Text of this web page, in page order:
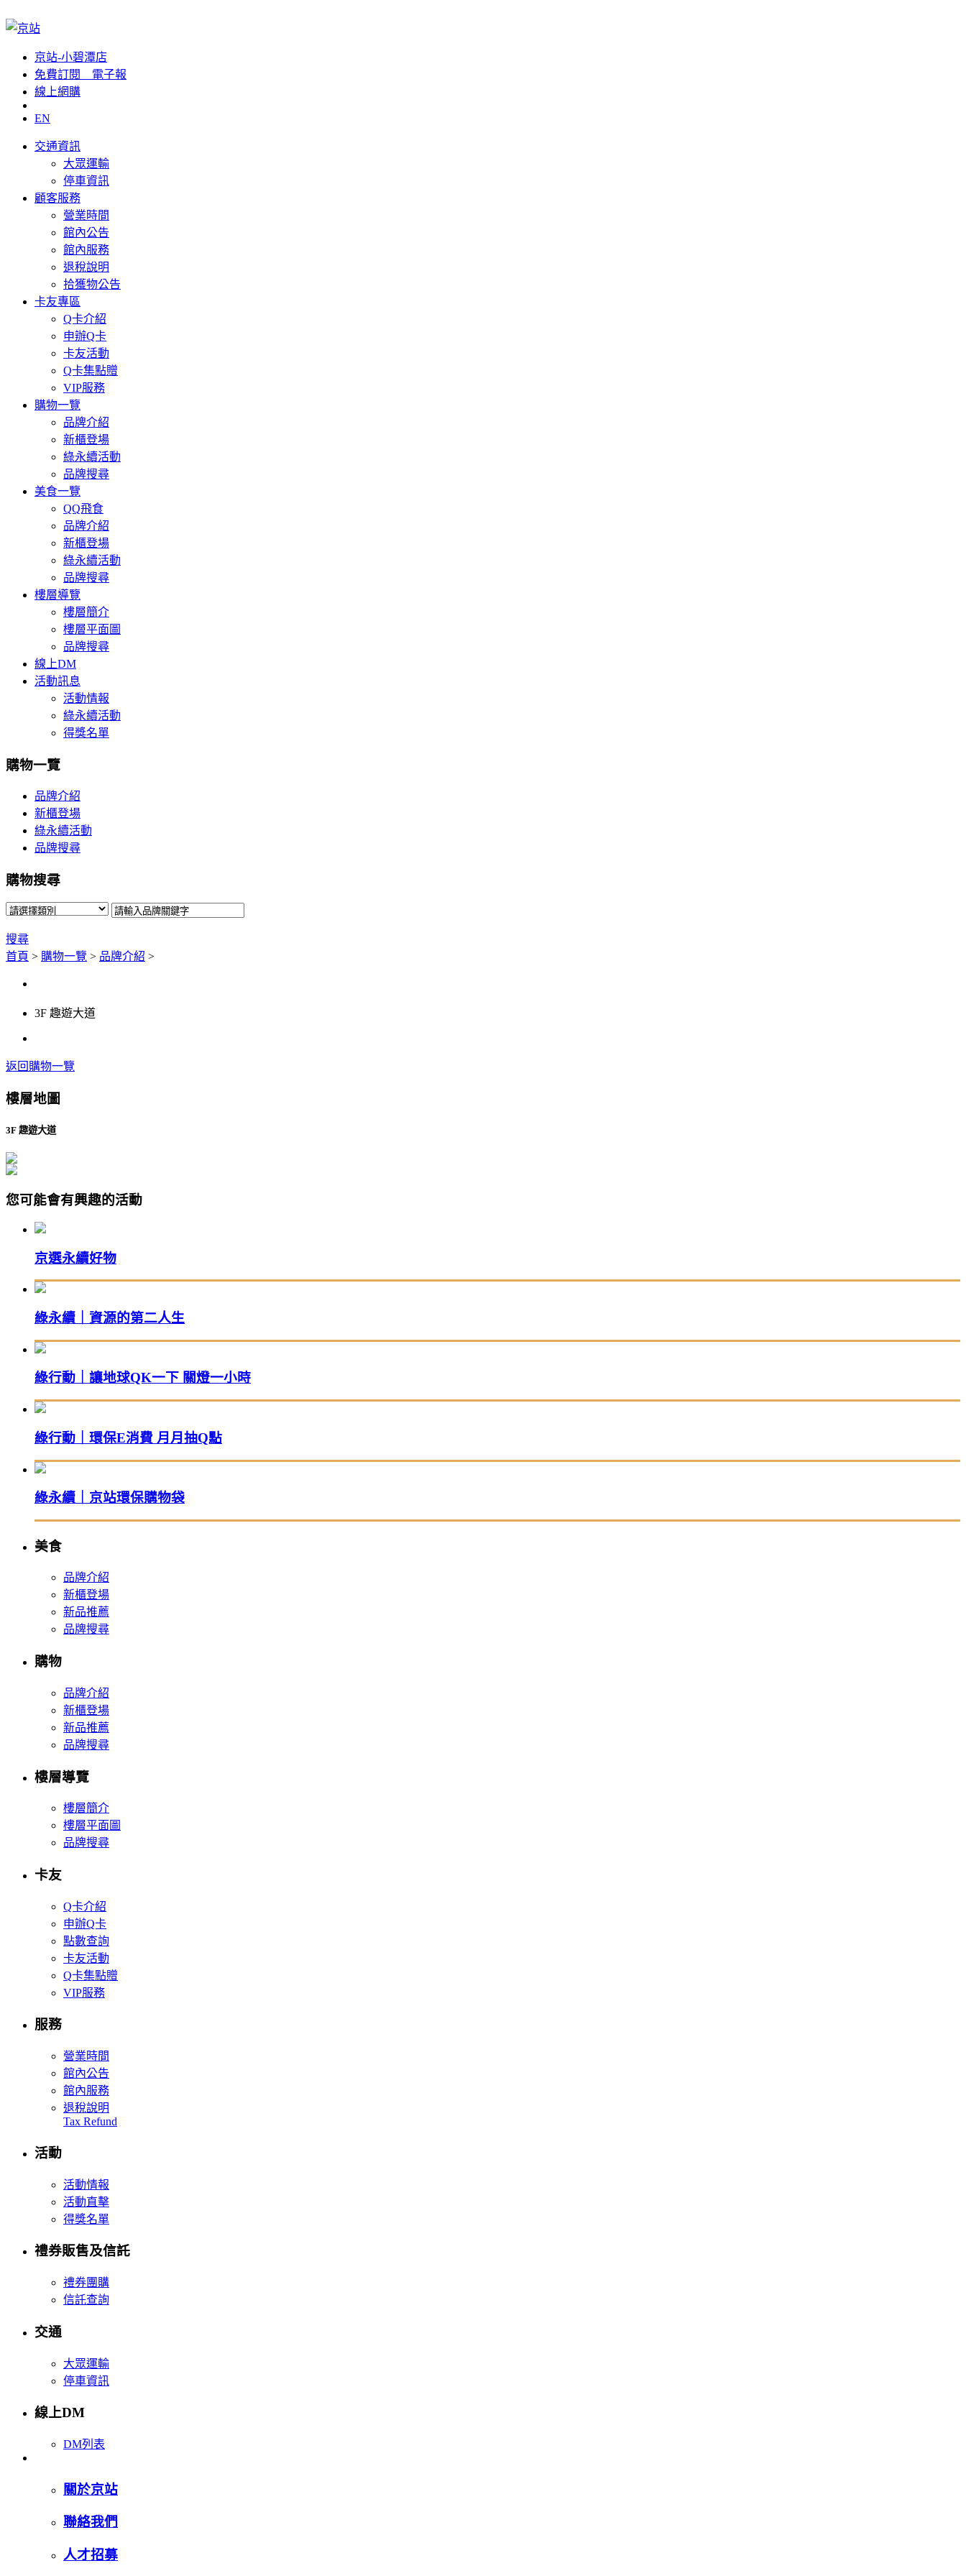
京站-小碧潭店
免費訂閱__電子報
線上網購
EN
交通資訊
大眾運輸
停車資訊
顧客服務
營業時間
館內公告
館內服務
退稅說明
拾獲物公告
卡友專區
Q卡介紹
申辦Q卡
卡友活動
Q卡集點贈
VIP服務
購物一覽
品牌介紹
新櫃登場
綠永續活動
品牌搜尋
美食一覽
QQ飛食
品牌介紹
新櫃登場
綠永續活動
品牌搜尋
樓層導覽
樓層簡介
樓層平面圖
品牌搜尋
線上DM
活動訊息
活動情報
綠永續活動
得獎名單
購物一覽
品牌介紹
新櫃登場
綠永續活動
品牌搜尋
購物搜尋
搜尋
首頁 > 購物一覽 > 品牌介紹 >
3F 趣遊大道
返回購物一覽
樓層地圖
3F 趣遊大道
您可能會有興趣的活動
京選永續好物
綠永續｜資源的第二人生
綠行動｜讓地球QK一下 關燈一小時
綠行動｜環保E消費 月月抽Q點
綠永續｜京站環保購物袋
美食
品牌介紹
新櫃登場
新品推薦
品牌搜尋
購物
品牌介紹
新櫃登場
新品推薦
品牌搜尋
樓層導覽
樓層簡介
樓層平面圖
品牌搜尋
卡友
Q卡介紹
申辦Q卡
點數查詢
卡友活動
Q卡集點贈
VIP服務
服務
營業時間
館內公告
館內服務
退稅說明
Tax Refund
活動
活動情報
活動直擊
得獎名單
禮券販售及信託
禮券團購
信託查詢
交通
大眾運輸
停車資訊
線上DM
DM列表
關於京站
聯絡我們
人才招募